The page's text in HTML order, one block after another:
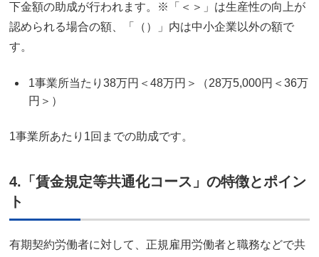
下金額の助成が行われます。※「＜＞」は生産性の向上が
認められる場合の額、「（）」内は中小企業以外の額で
す。
1事業所当たり38万円＜48万円＞（28万5,000円＜36万
円＞）
1事業所あたり1回までの助成です。
4.「賃金規定等共通化コース」の特徴とポイン
ト
有期契約労働者に対して、正規雇用労働者と職務などで共